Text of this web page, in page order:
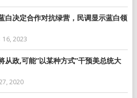
白决定合作对抗绿营，民调显示蓝白领
16, 2023
从政,可能”以某种方式”干预美总统大
2020